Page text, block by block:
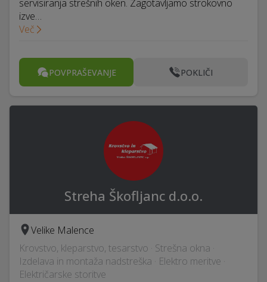
servisiranja strešnih oken. Zagotavljamo strokovno
izve…
Več
POVPRAŠEVANJE POKLIČI
Streha Škofljanc d.o.o.
Velike Malence
Krovstvo, kleparstvo, tesarstvo · Strešna okna ·
Izdelava in montaža nadstreška · Elektro meritve ·
Električarske storitve